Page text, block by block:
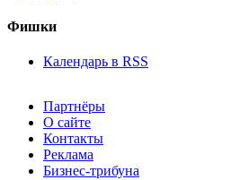
Фишки
Календарь в RSS
Партнёры
О сайте
Контакты
Реклама
Бизнес-трибуна